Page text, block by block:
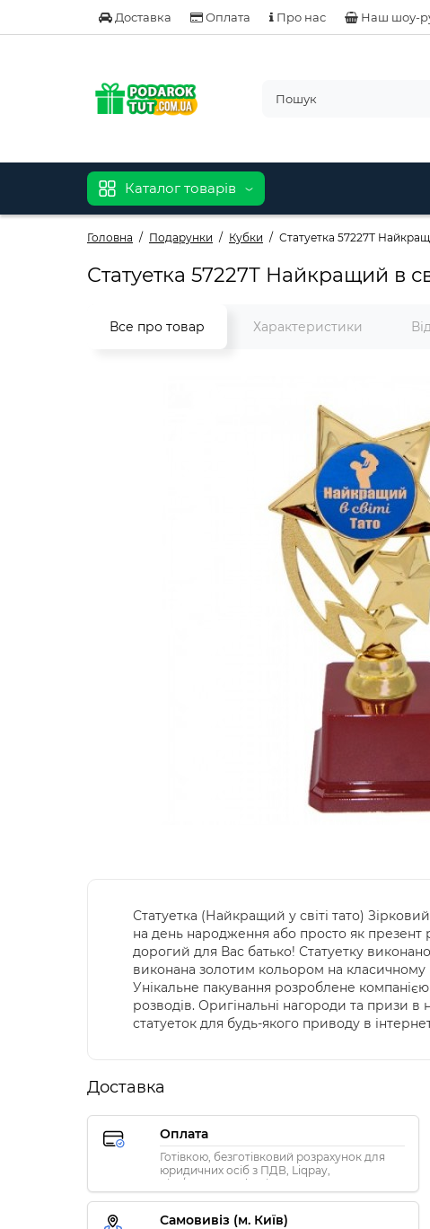
Доставка Оплата Про нас Наш шоу-
Каталог товарів
Головна Подарунки Кубки Статуетка 57227Т
Статуетка 57227Т Найкращий в
Все про товар Характеристики
Статуетка (Найкращий у світі тато)
на день народження або просто як
дорогий для Вас батько! Статуетку
виконана золотим кольором на класичному
Унікальне пакування розроблене
розводів. Оригінальні нагороди та призи в
статуеток для будь-якого приводу в
Доставка
Оплата
Готівкою, безготівковий розрахунок для
юридичних осіб з ПДВ, Liqpay,
Visa/MasterCard, Privat24
Самовивіз (м. Київ)